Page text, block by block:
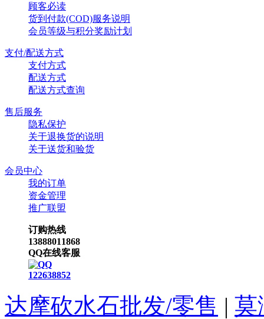
顾客必读
货到付款(COD)服务说明
会员等级与积分奖励计划
支付/配送方式
支付方式
配送方式
配送方式查询
售后服务
隐私保护
关于退换货的说明
关于送货和验货
会员中心
我的订单
资金管理
推广联盟
订购热线
13888011868
QQ在线客服
122638852
达摩砍水石批发/零售 | 莫